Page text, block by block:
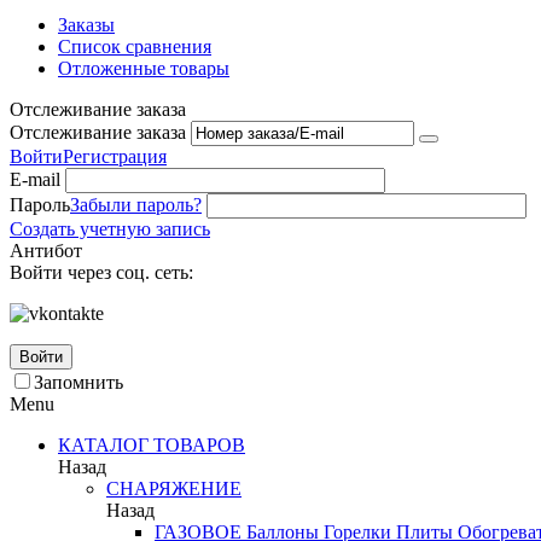
Заказы
Список сравнения
Отложенные товары
Отслеживание заказа
Отслеживание заказа
ВойтиРегистрация
E-mail
ПарольЗабыли пароль?
Создать учетную запись
Антибот
Войти через соц. сеть:
Войти
Запомнить
Menu
КАТАЛОГ ТОВАРОВ
Назад
СНАРЯЖЕНИЕ
Назад
ГАЗОВОЕ Баллоны Горелки Плиты